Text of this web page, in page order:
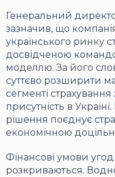
Генеральний
зазначив, що
українського ринку
досвідченою
моделлю. За його
суттєво розширити
сегменті
присутність в
рішення поєднує
економічною
Фінансові умови
розкриваються.